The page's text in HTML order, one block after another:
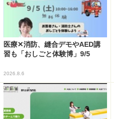
医療✕消防、縫合デモやAED講
習も「おしごと体験博」9/5
2026.8.6